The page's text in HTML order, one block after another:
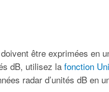
être exprimées en
dB, utilisez lafonction
radar d’unités dB en